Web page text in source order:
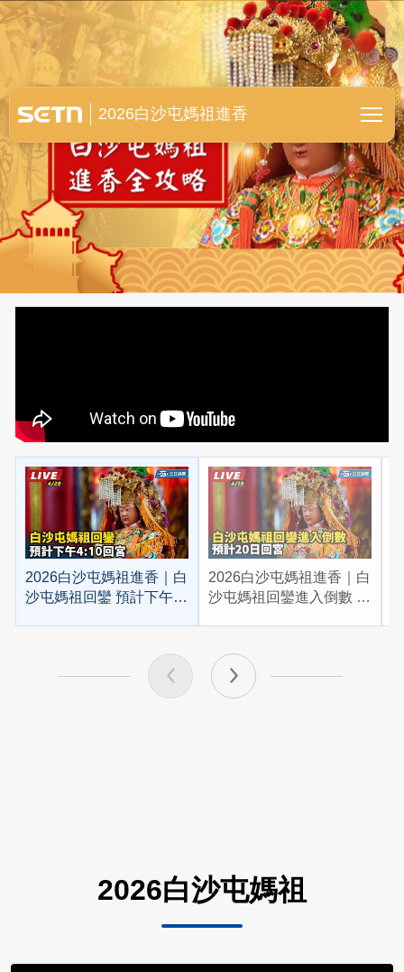
白沙屯媽祖進香全紀錄
2026白沙屯媽祖進香
2026白沙屯媽祖進香｜白
沙屯媽祖回鑾 預計下午
2026白沙屯媽祖進香｜白
沙屯媽祖回鑾進入倒數 預
2026白沙屯媽祖